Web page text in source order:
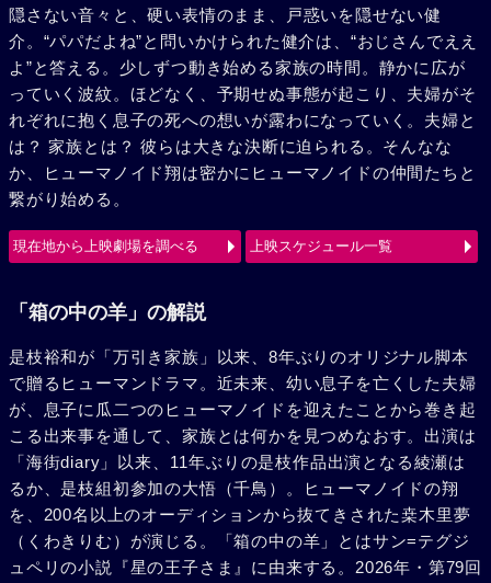
隠さない音々と、硬い表情のまま、戸惑いを隠せない健
介。“パパだよね”と問いかけられた健介は、“おじさんでええ
よ”と答える。少しずつ動き始める家族の時間。静かに広が
っていく波紋。ほどなく、予期せぬ事態が起こり、夫婦がそ
れぞれに抱く息子の死への想いが露わになっていく。夫婦と
は？ 家族とは？ 彼らは大きな決断に迫られる。そんなな
か、ヒューマノイド翔は密かにヒューマノイドの仲間たちと
繋がり始める。
現在地から上映劇場を調べる 上映スケジュール一覧
「箱の中の羊」の解説
是枝裕和が「万引き家族」以来、8年ぶりのオリジナル脚本
で贈るヒューマンドラマ。近未来、幼い息子を亡くした夫婦
が、息子に瓜二つのヒューマノイドを迎えたことから巻き起
こる出来事を通して、家族とは何かを見つめなおす。出演は
「海街diary」以来、11年ぶりの是枝作品出演となる綾瀬は
るか、是枝組初参加の大悟（千鳥）。ヒューマノイドの翔
を、200名以上のオーディションから抜てきされた桒木里夢
（くわきりむ）が演じる。「箱の中の羊」とはサン=テグジ
ュペリの小説『星の王子さま』に由来する。2026年・第79回